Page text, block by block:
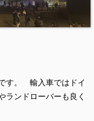
す。 輸入車ではドイ
ランドローバーも良く